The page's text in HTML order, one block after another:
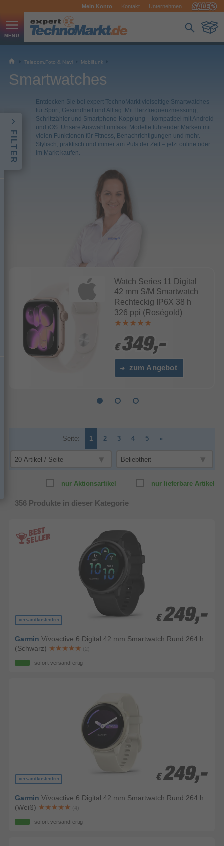
Mein Konto Kontakt Unternehmen
FILTER
Telecom,Foto & Navi Mobilfunk
Smartwatches
Entdecken Sie bei expert TechnoMarkt vielseitige Smartwatches
für Sport, Gesundheit und Alltag. Mit Herzfrequenzmessung,
Schrittzähler und Smartphone-Kopplung – kompatibel mit Android
und iOS. Unsere Auswahl umfasst Modelle führender Marken mit
vielen Funktionen für Fitness, Benachrichtigungen und mehr.
Stylisch, praktisch und immer am Puls der Zeit – jetzt online oder
im Markt kaufen.
Watch Series 11 Digital
42 mm S/M Smartwatch
Rechteckig IP6X 38 h
326 ppi (Roségold)
€ 349,-
€ 349,-
zum Angebot
Seite: 1 2 3 4 5 »
nur lieferbare Artikel
nur Aktionsartikel
356 Produkte in dieser Kategorie
versandkostenfrei € 249,-
€ 249,-
Garmin Vívoactive 6 Digital 42 mm Smartwatch Rund 264 h
(Schwarz)
(2)
sofort versandfertig
versandkostenfrei € 249,-
€ 249,-
Garmin Vívoactive 6 Digital 42 mm Smartwatch Rund 264 h
(Weiß)
(4)
sofort versandfertig